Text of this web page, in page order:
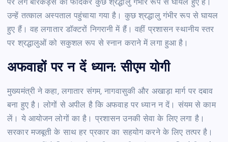
पर लगे बैरिकेड्स को फांदकर कुछ श्रद्धालु गंभीर रूप से घायल हुए है।
उन्हें तत्काल अस्पताल पहुंचाया गया है। कुछ श्रद्धालु गंभीर रूप से घायल
हुए हैं। वह लगातार डॉक्टरों निगरानी में हैं। वहीं प्रशासन स्थानीय स्तर
पर श्रद्धालुओं को सकुशल रूप से स्नान कराने में लगा हुआ है।
अफवाहों पर न दें ध्यान: सीएम योगी
मुख्यमंत्री ने कहा, लगातार संगम, नागवासुकी और अखाड़ा मार्ग पर दबाव
बना हुए है। लोगों से अपील है कि अफवाह पर ध्यान न दें। संयम से काम
लें। ये आयोजन लोगों का है। प्रशासन उनकी सेवा के लिए लगा है।
सरकार मजबूती के साथ हर प्रकार का सहयोग करने के लिए तत्पर है।